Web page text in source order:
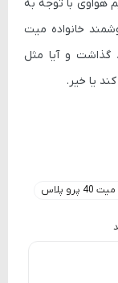
هواوی با توجه به
خانواده میت
گذاشت و آیا مثل
یا خیر.
پرو پلاس